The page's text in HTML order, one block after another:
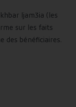
ljam3ia (les
sur les faits
des bénéficiaires.